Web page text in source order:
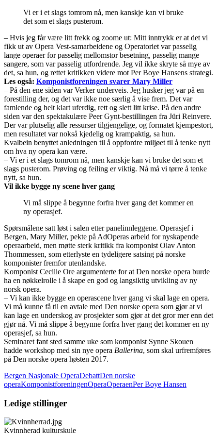
Vi er i et slags tomrom nå, men kanskje kan vi bruke
det som et slags pusterom.
– Hvis jeg får være litt frekk og zoome ut: Mitt inntrykk er at det vi
fikk ut av Opera Vest-samarbeidene og Operatoriet var passelig
lange operaer for passelig mellomstor besetning, passelig mange
sangere, som var passelig utfordrende. Jeg vil ikke skryte så mye av
det, sa hun, og rettet kritikken videre mot Per Boye Hansens strategi.
Les også: Komponistforeningen svarer Mary Miller
– På den ene siden var Verker underveis. Jeg husker jeg var på en
forestilling der, og det var ikke noe særlig å vise frem. Det var
famlende og helt klart uferdig, rett og slett litt krise. På den andre
siden var den spektakulære Peer Gynt-bestillingen fra Jüri Reinvere.
Der var plutselig alle ressurser tilgjengelige, og formatet kjempestort,
men resultatet var nokså kjedelig og krampaktig, sa hun.
Kvalbein benyttet anledningen til å oppfordre miljøet til å tenke nytt
om hva ny opera kan være.
– Vi er i et slags tomrom nå, men kanskje kan vi bruke det som et
slags pusterom. Prøving og feiling er viktig. Nå må vi tørre å tenke
nytt, sa hun.
Vil ikke bygge ny scene hver gang
Vi må slippe å begynne forfra hver gang det kommer en
ny operasjef.
Spørsmålene satt løst i salen etter panelinnleggene. Operasjef i
Bergen, Mary Miller, pekte på AdOperas arbeid for nyskapende
operaarbeid, men møtte sterk kritikk fra komponist Olav Anton
Thommessen, som etterlyste en tydeligere satsing på norske
komponister fremfor utenlandske.
Komponist Cecilie Ore argumenterte for at Den norske opera burde
ha en nøkkelrolle i å skape en god og langsiktig utvikling av ny
norsk opera.
– Vi kan ikke bygge en operascene hver gang vi skal lage en opera.
Vi må kunne få til en avtale med Den norske opera som gjør at vi
kan lage en underskog av prosjekter som gjør at det gror mer enn det
gjør nå. Vi må slippe å begynne forfra hver gang det kommer en ny
operasjef, sa hun.
Seminaret fant sted samme uke som komponist Synne Skouen
hadde workshop med sin nye opera Ballerina, som skal urfremføres
på Den norske opera høsten 2017.
Bergen Nasjonale OperaDebattDen norske
operaKomponistforeningenOperaOperaenPer Boye Hansen
Ledige stillinger
Kvinnherad kulturskule